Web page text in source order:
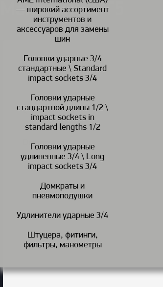
— широкий ассортимент
инструментов и
аксессуаров для замены
шин
Головки ударные 3/4
стандартные \ Standard
impact sockets 3/4
Головки ударные
стандартной длины 1/2 \
impact sockets in
standard lengths 1/2
Головки ударные
удлиненные 3/4 \ Long
impact sockets 3/4
Домкраты и
пневмоподушки
Удлинители ударные 3/4
Штуцера, фитинги,
фильтры, манометры
Манометр GT5
В наличии
< >
Описание:
Манометр